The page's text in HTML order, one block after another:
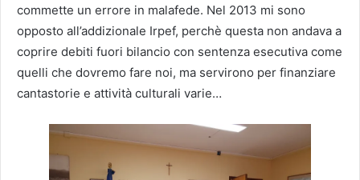
commette un errore in malafede. Nel 2013 mi sono
opposto all’addizionale Irpef, perchè questa non andava a
coprire debiti fuori bilancio con sentenza esecutiva come
quelli che dovremo fare noi, ma servirono per finanziare
cantastorie e attività culturali varie…